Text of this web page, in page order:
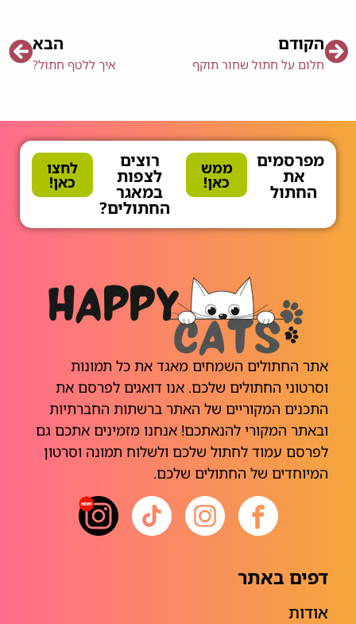
הקודם
חלום על חתול שחור תוקף
הבא
איך ללטף חתול?
מפרסמים
את
החתול
ממש
כאן!
רוצים
לצפות
במאגר
החתולים?
לחצו
כאן!
אתר החתולים השמחים מאגד את כל תמונות
וסרטוני החתולים שלכם. אנו דואגים לפרסם את
התכנים המקוריים של האתר ברשתות החברתיות
ובאתר המקורי להנאתכם! אנחנו מזמינים אתכם גם
לפרסם עמוד לחתול שלכם ולשלוח תמונה וסרטון
המיוחדים של החתולים שלכם.
דפים באתר
אודות